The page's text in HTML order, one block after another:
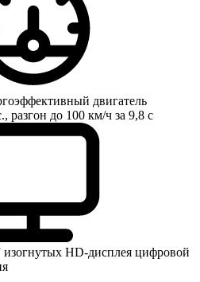
двигатель
разгон до 100 км/ч за 9,8 с
изогнутых HD-дисплея цифровой